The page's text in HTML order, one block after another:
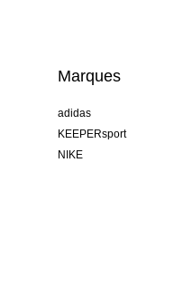
Marques
adidas
KEEPERsport
NIKE